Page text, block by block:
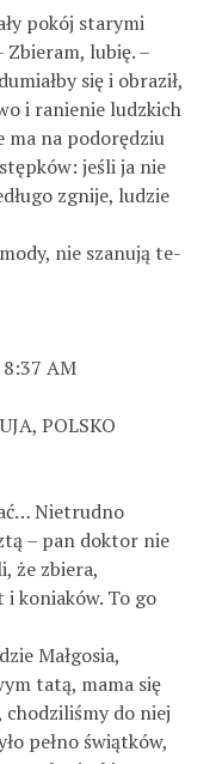
pokój starymi
Zbieram, lubię. –
się i obraził,
i ranienie ludzkich
ma na podorędziu
jeśli ja nie
zgnije, ludzie
nie szanują te-
AM
POLSKO
Nietrudno
– pan doktor nie
że zbiera,
koniaków. To go
Małgosia,
tatą, mama się
chodziliśmy do niej
pełno świątków,